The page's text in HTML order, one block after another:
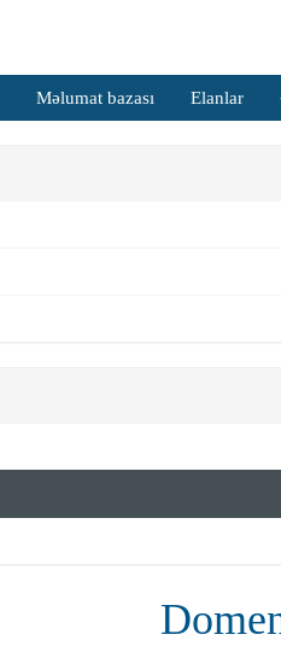
Elanlar
Məlumat bazası